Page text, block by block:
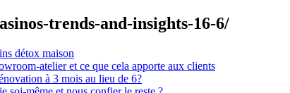
trends-and-insights-16-6/
détox maison
atelier et ce que cela apporte aux clients
à 3 mois au lieu de 6?